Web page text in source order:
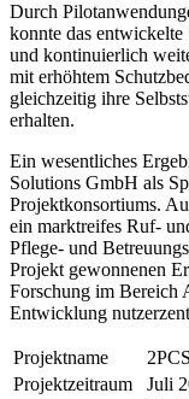
Durch
konnte das entwickelte
und kontinuierlich
mit erhöhtem
gleichzeitig ihre
erhalten.
Ein wesentliches
Solutions GmbH als
Projektkonsortiums.
ein marktreifes Ruf-
Pflege- und
Projekt gewonnenen
Forschung im Bereich
Entwicklung
Projektname
Projektzeitraum
Juli